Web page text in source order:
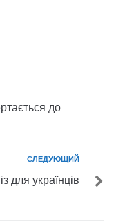
до
СЛЕДУЮЩИЙ
для українців